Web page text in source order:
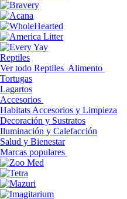
Reptiles
Ver todo Reptiles Alimento
Tortugas
Lagartos
Accesorios
Habitats Accesorios y Limpieza
Decoración y Sustratos
Iluminación y Calefacción
Salud y Bienestar
Marcas populares